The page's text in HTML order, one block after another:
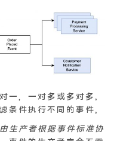
一，一对多或多对多。
条件执行不同的事件。
生产者根据事件标准协